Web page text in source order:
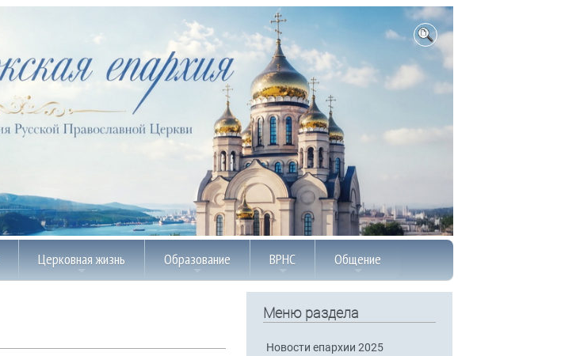
Церковная жизнь Образование ВРНС Общение
Меню раздела
Новости епархии 2025